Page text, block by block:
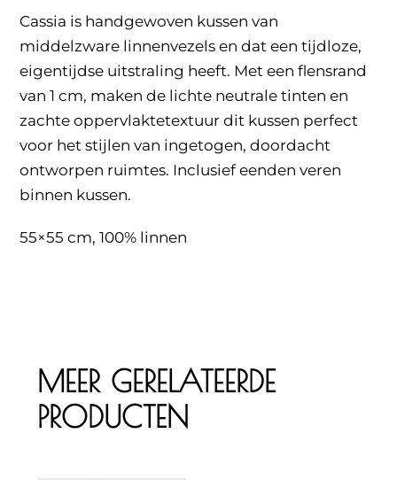
Cassia is handgewoven kussen van
middelzware linnenvezels en dat een tijdloze,
eigentijdse uitstraling heeft. Met een flensrand
van 1 cm, maken de lichte neutrale tinten en
zachte oppervlaktetextuur dit kussen perfect
voor het stijlen van ingetogen, doordacht
ontworpen ruimtes. Inclusief eenden veren
binnen kussen.
55×55 cm, 100% linnen
MEER GERELATEERDE
PRODUCTEN